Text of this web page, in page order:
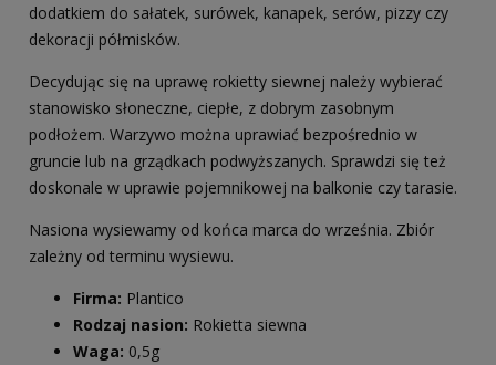
dodatkiem do sałatek, surówek, kanapek, serów, pizzy czy
dekoracji półmisków.
Decydując się na uprawę rokietty siewnej należy wybierać
stanowisko słoneczne, ciepłe, z dobrym zasobnym
podłożem. Warzywo można uprawiać bezpośrednio w
gruncie lub na grządkach podwyższanych. Sprawdzi się też
doskonale w uprawie pojemnikowej na balkonie czy tarasie.
Nasiona wysiewamy od końca marca do września. Zbiór
zależny od terminu wysiewu.
Firma: Plantico
Rodzaj nasion: Rokietta siewna
Waga: 0,5g